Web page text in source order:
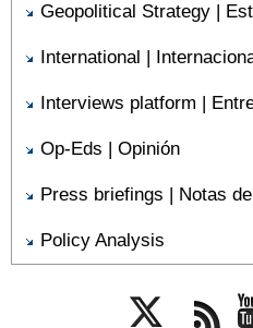
Geopolitical Strategy |
International |
Interviews platform |
Op-Eds | Opinión
Press briefings | Notas
Policy Analysis